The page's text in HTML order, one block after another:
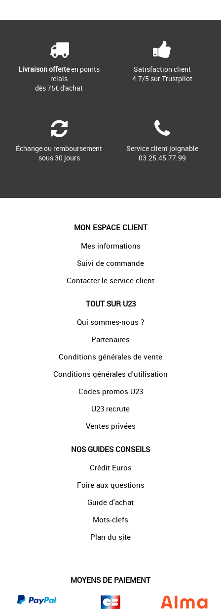
Livraison offerteen points
relais
dès 75€ d'achat
Satisfaction client
4.7/5 sur Trustpilot
Échange ou remboursement
sous 30 jours
Service client joignable
03.25.45.77.99
MON ESPACE CLIENT
Mes informations
Suivi de commande
Contacter le service client
TOUT SUR U23
Qui sommes-nous ?
Partenaires
Conditions générales de vente
Conditions générales d'utilisation
Codes promos U23
U23 recrute
Ventes privées
NOS GUIDES CONSEILS
Crédit Euros
Foire aux questions
Guide d'achat
Mots-clefs
Plan du site
MOYENS DE PAIEMENT